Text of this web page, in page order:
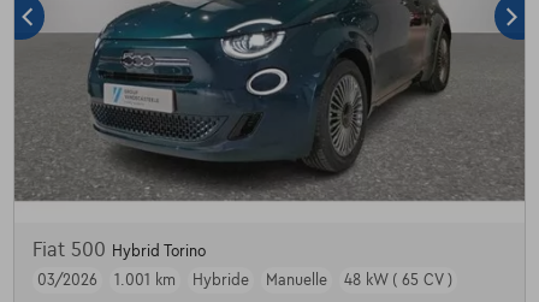
Fiat 500 Hybrid Torino
03/2026
1.001 km Hybride Manuelle 48 kW ( 65 CV )